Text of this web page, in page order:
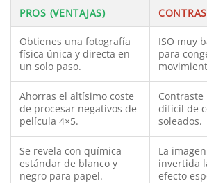
PROS (VENTAJAS)
Obtienes una fotografía
física única y directa en
un solo paso.
ISO muy
para
Ahorras el altísimo coste
de procesar negativos de
película 4×5.
Contraste
difícil de
soleados.
Se revela con química
estándar de blanco y
negro para papel.
La
invertida
efecto